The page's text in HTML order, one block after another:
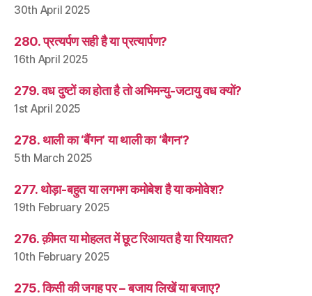
30th April 2025
280. प्रत्यर्पण सही है या प्रत्यार्पण?
16th April 2025
279. वध दुष्टों का होता है तो अभिमन्यु-जटायु वध क्यों?
1st April 2025
278. थाली का ‘बैंगन’ या थाली का ‘बैगन’?
5th March 2025
277. थोड़ा-बहुत या लगभग कमोबेश है या कमोवेश?
19th February 2025
276. क़ीमत या मोहलत में छूट रिआयत है या रियायत?
10th February 2025
275. किसी की जगह पर – बजाय लिखें या बजाए?